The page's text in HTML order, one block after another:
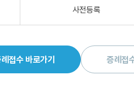
사전등록
접수 바로가기 증례접